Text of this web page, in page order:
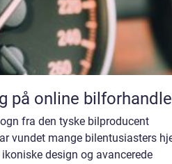
på online
fra den tyske bilproducent
vundet mange bilentusiasters
design og avancerede